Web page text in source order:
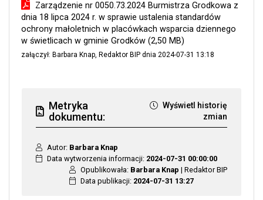
Zarządzenie nr 0050.73.2024 Burmistrza Grodkowa z
dnia 18 lipca 2024 r. w sprawie ustalenia standardów
ochrony małoletnich w placówkach wsparcia dziennego
w świetlicach w gminie Grodków (2,50 MB)
załączył: Barbara Knap, Redaktor BIP dnia 2024-07-31 13:18
Metryka
dokumentu:
Wyświetl historię
zmian
Autor: Barbara Knap
Data wytworzenia informacji: 2024-07-31 00:00:00
Opublikowała: Barbara Knap | Redaktor BIP
Data publikacji: 2024-07-31 13:27